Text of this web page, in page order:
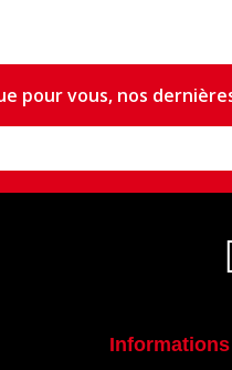
pour vous, nos
Informations